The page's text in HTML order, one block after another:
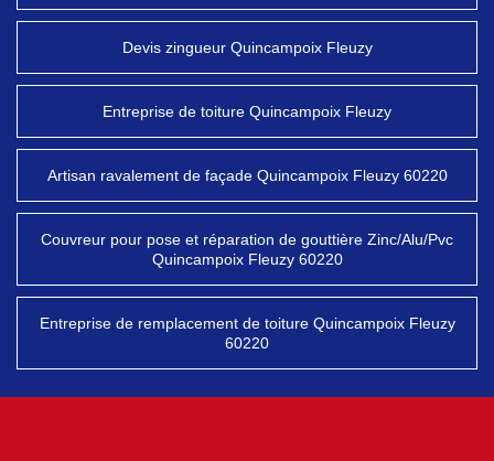
Devis zingueur Quincampoix Fleuzy
Entreprise de toiture Quincampoix Fleuzy
Artisan ravalement de façade Quincampoix Fleuzy 60220
Couvreur pour pose et réparation de gouttière Zinc/Alu/Pvc
Quincampoix Fleuzy 60220
Entreprise de remplacement de toiture Quincampoix Fleuzy
60220